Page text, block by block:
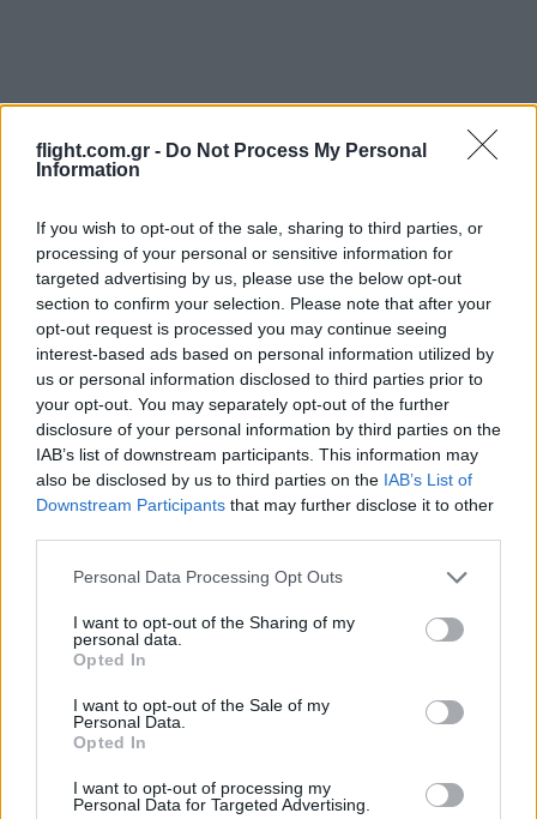
flight.com.gr - Do Not Process My Personal
Information
If you wish to opt-out of the sale, sharing to third parties, or
processing of your personal or sensitive information for
targeted advertising by us, please use the below opt-out
section to confirm your selection. Please note that after your
opt-out request is processed you may continue seeing
interest-based ads based on personal information utilized by
us or personal information disclosed to third parties prior to
your opt-out. You may separately opt-out of the further
disclosure of your personal information by third parties on the
IAB’s list of downstream participants. This information may
also be disclosed by us to third parties on the IAB’s List of
Downstream Participants that may further disclose it to other
Please note that this website/app uses one or more Google
not limited to your visit or usage behaviour. You may click to
grant or deny consent to Google and its third-party tags to
use your data for below specified purposes in below Google
consent section.
Personal Data Processing Opt Outs
I want to opt-out of the Sharing of my
personal data.
Opted In
I want to opt-out of the Sale of my
Personal Data.
Opted In
I want to opt-out of processing my
Personal Data for Targeted Advertising.
Ροή Ειδήσεων
H Saab πάει για διπλασιασμό της
παραγωγής των Gripen
19:20
ΕΞΕΛΙΞΗ: H Τουρκία στέλνει όλους τους
εκτοξευτές της MLRS και τους
πυραύλους ATACMS στην Ουκρανία
ναυπηγήθηκε στη Γερμανία παραδίδεται
στο Ισραήλ